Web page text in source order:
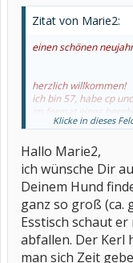
Zitat von Marie2:
einen schönen
herzlich willkommen!
ich bin 57, habe cp
im format eines
esstisch abdecken,
ich glaube auch, dass
geben musst,
auch wenn jeder
ich wünsche dir ein
marie
Klicke in dieses
Hallo Marie2,
ich wünsche Dir
Deinem Hund
ganz so groß (ca.
Esstisch schaut
abfallen. Der Kerl
man sich Zeit